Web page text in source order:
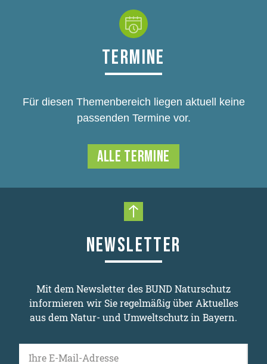
TERMINE
Für diesen Themenbereich liegen aktuell keine
passenden Termine vor.
ALLE TERMINE
Nach oben scrollen
NEWSLETTER
Mit dem Newsletter des BUND Naturschutz
informieren wir Sie regelmäßig über Aktuelles
aus dem Natur- und Umweltschutz in Bayern.